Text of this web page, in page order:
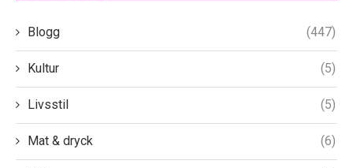
Blogg (447)
Kultur (5)
Livsstil (5)
Mat & dryck (6)